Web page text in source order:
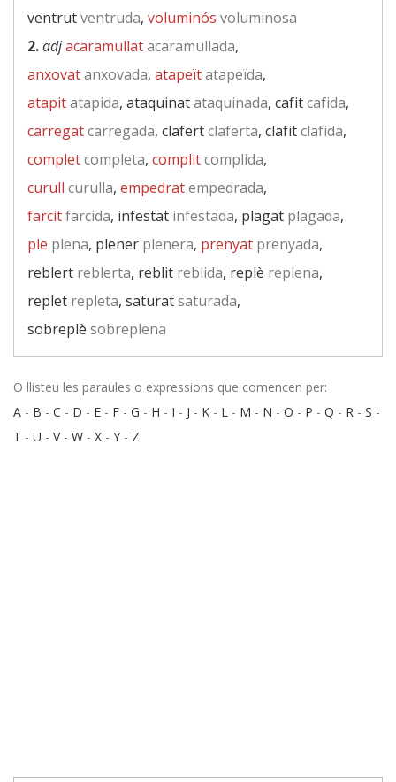
ventrutventruda, voluminós voluminosa
2.adjacaramullatacaramullada,
anxovatanxovada, atapeïtatapeïda,
atapitatapida, ataquinatataquinada, cafitcafida,
carregatcarregada, clafertclaferta, clafitclafida,
completcompleta, complitcomplida,
curull curulla, empedratempedrada,
farcitfarcida, infestat infestada, plagat plagada,
ple plena, plener plenera, prenyat prenyada,
reblert reblerta, reblit reblida, replè replena,
replet repleta, saturatsaturada,
sobreplè sobreplena
O llisteu les paraules o expressions que comencen per:
A - B - C - D - E - F - G - H - I - J - K - L - M - N - O - P - Q - R - S -
T - U - V- W - X - Y - Z